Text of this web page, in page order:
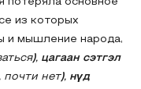
из которых
и мышление народа,
), цагаан сэтгэл
почти нет), нүд